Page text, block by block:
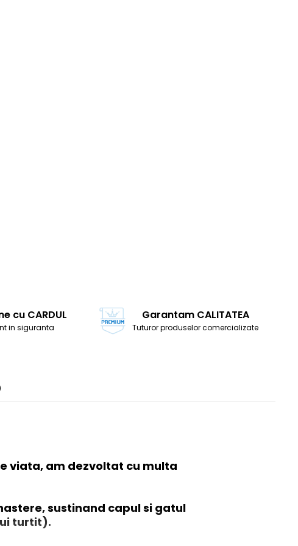
cu CARDUL
in siguranta
Garantam CALITATEA
Tuturor produselor comercializate
viata, am dezvoltat cu multa
sustinand capul si gatul
turtit).